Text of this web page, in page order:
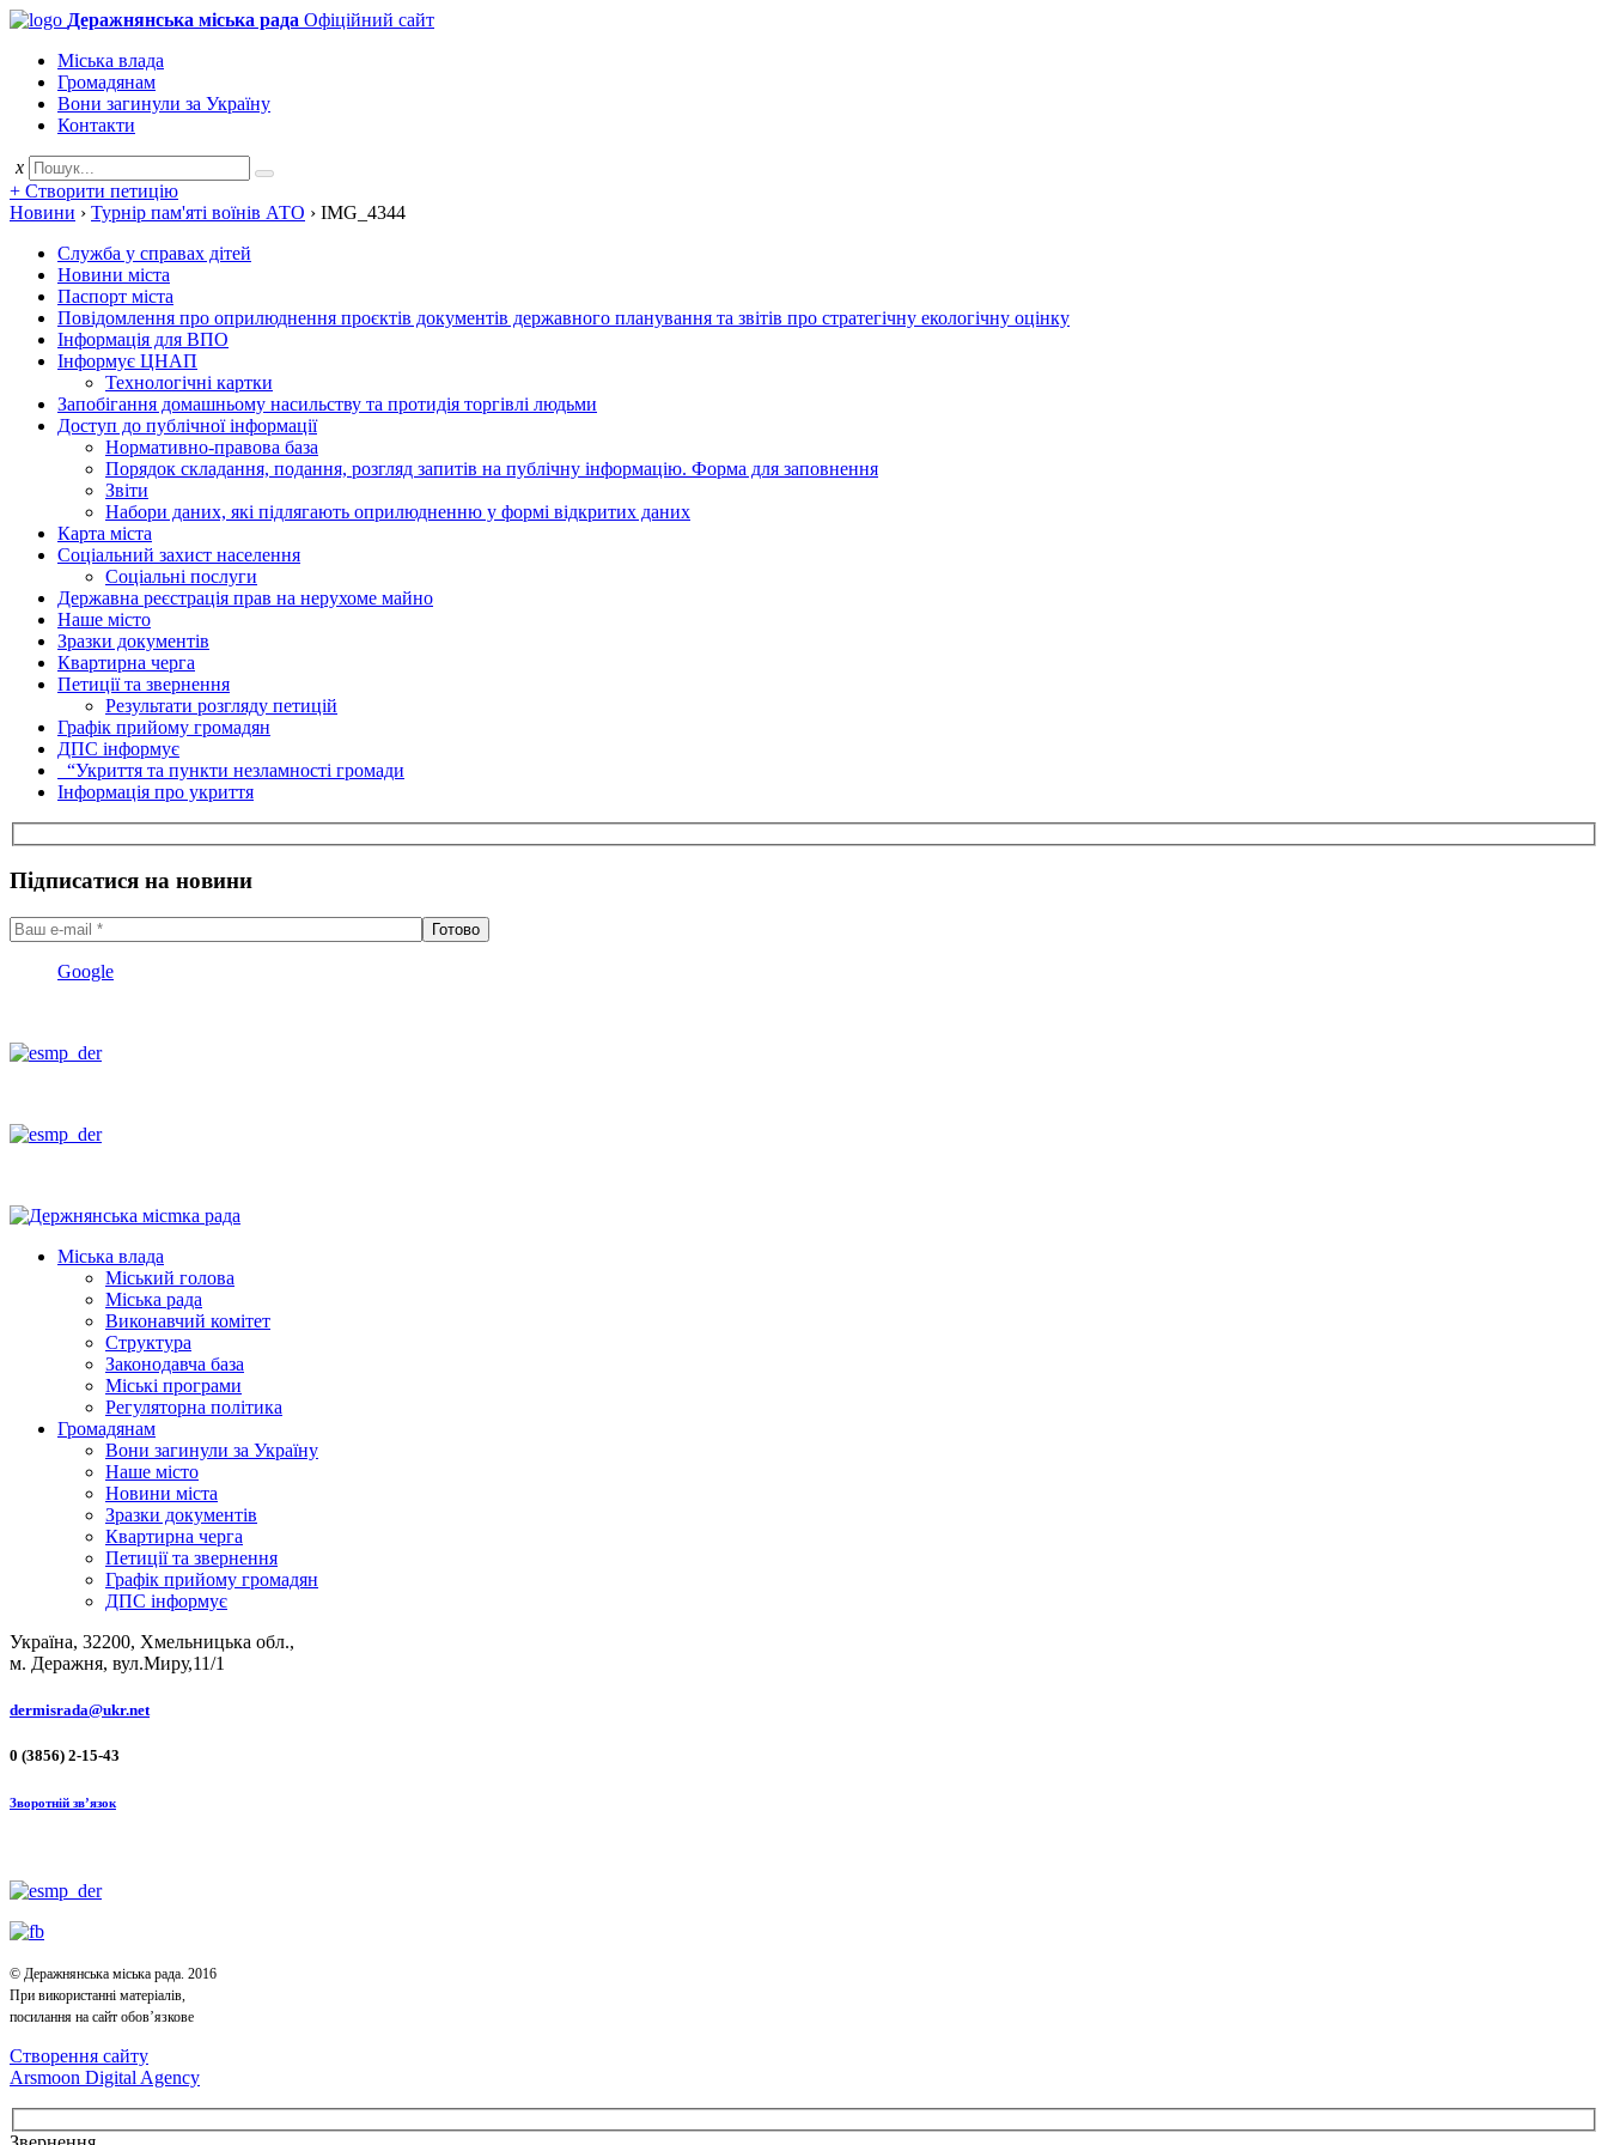
Деражнянська міська рада Офіційний сайт
Міська влада
Громадянам
Вони загинули за Україну
Контакти
x
+ Створити петицію
Новини › Турнір пам'яті воїнів АТО › IMG_4344
Служба у справах дітей
Новини міста
Паспорт міста
Повідомлення про оприлюднення проєктів документів державного планування та звітів про стратегічну екологічну оцінку
Інформація для ВПО
Інформує ЦНАП
Технологічні картки
Запобігання домашньому насильству та протидія торгівлі людьми
Доступ до публічної інформації
Нормативно-правова база
Порядок складання, подання, розгляд запитів на публічну інформацію. Форма для заповнення
Звіти
Набори даних, які підлягають оприлюдненню у формі відкритих даних
Карта міста
Соціальний захист населення
Соціальні послуги
Державна реєстрація прав на нерухоме майно
Наше місто
Зразки документів
Квартирна черга
Петиції та звернення
Результати розгляду петицій
Графік прийому громадян
ДПС інформує
“Укриття та пункти незламності громади
Інформація про укриття
Підписатися на новини
Google
Міська влада
Міський голова
Міська рада
Виконавчий комітет
Структура
Законодавча база
Міські програми
Регуляторна політика
Громадянам
Вони загинули за Україну
Наше місто
Новини міста
Зразки документів
Квартирна черга
Петиції та звернення
Графік прийому громадян
ДПС інформує
Україна, 32200, Хмельницька обл.,
м. Деражня, вул.Миру,11/1
dermisrada@ukr.net
0 (3856) 2-15-43
Зворотній зв’язок
© Деражнянська міська рада. 2016
При використанні матеріалів,
посилання на сайт обов’язкове
Створення сайту
Arsmoon Digital Agency